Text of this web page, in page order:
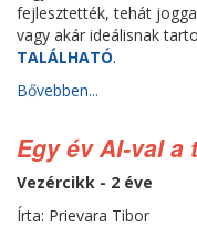
fejlesztették, tehát
vagy akár ideálisnak
TALÁLHATÓ.
Bővebben...
Egy év AI-val a
Vezércikk - 2 éve
Írta: Prievara Tibor